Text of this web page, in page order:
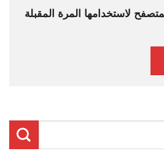
لاستخدامها المرة المقبلة